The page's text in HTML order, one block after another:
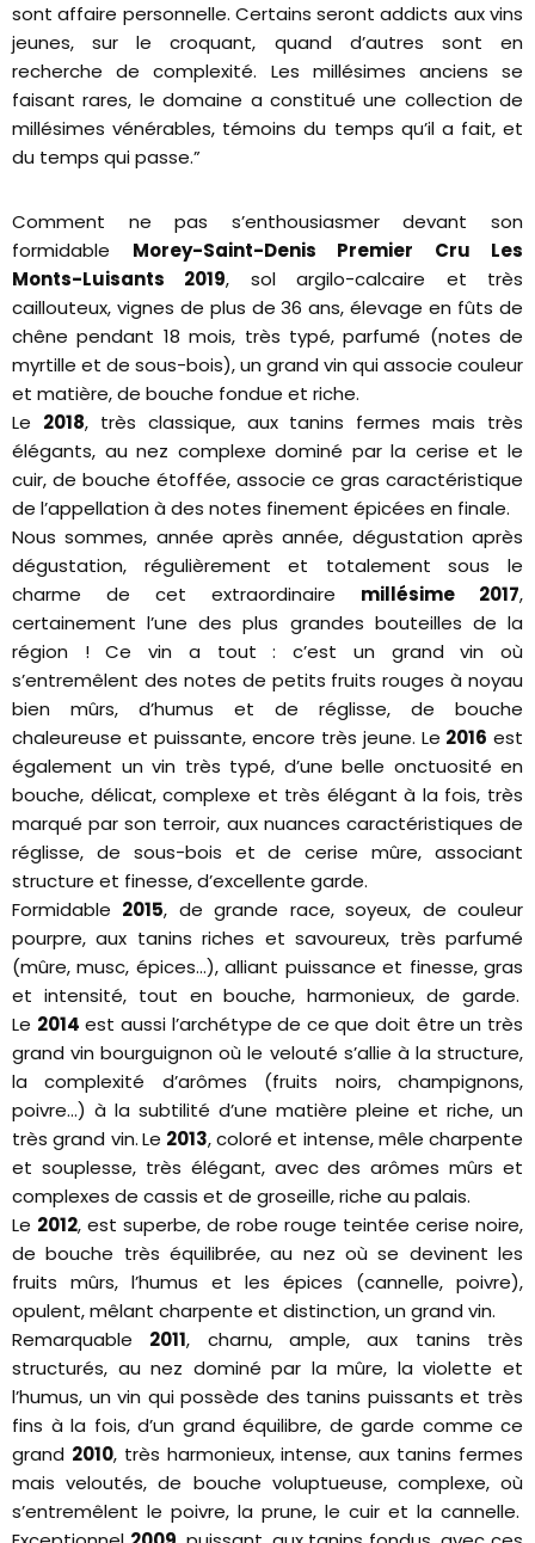
sont affaire personnelle. Certains seront addicts aux vins
jeunes, sur le croquant, quand d’autres sont en
recherche de complexité. Les millésimes anciens se
faisant rares, le domaine a constitué une collection de
millésimes vénérables, témoins du temps qu’il a fait, et
du temps qui passe.”
Comment ne pas s’enthousiasmer devant son
formidable Morey-Saint-Denis Premier Cru Les
Monts-Luisants 2019, sol argilo-calcaire et très
caillouteux, vignes de plus de 36 ans, élevage en fûts de
chêne pendant 18 mois, très typé, parfumé (notes de
myrtille et de sous-bois), un grand vin qui associe couleur
et matière, de bouche fondue et riche.
Le 2018, très classique, aux tanins fermes mais très
élégants, au nez complexe dominé par la cerise et le
cuir, de bouche étoffée, associe ce gras caractéristique
de l’appellation à des notes finement épicées en finale.
Nous sommes, année après année, dégustation après
dégustation, régulièrement et totalement sous le
charme de cet extraordinaire millésime 2017,
certainement l’une des plus grandes bouteilles de la
région ! Ce vin a tout : c’est un grand vin où
s’entremêlent des notes de petits fruits rouges à noyau
bien mûrs, d’humus et de réglisse, de bouche
chaleureuse et puissante, encore très jeune. Le 2016 est
également un vin très typé, d’une belle onctuosité en
bouche, délicat, complexe et très élégant à la fois, très
marqué par son terroir, aux nuances caractéristiques de
réglisse, de sous-bois et de cerise mûre, associant
structure et finesse, d’excellente garde.
Formidable 2015, de grande race, soyeux, de couleur
pourpre, aux tanins riches et savoureux, très parfumé
(mûre, musc, épices…), alliant puissance et finesse, gras
et intensité, tout en bouche, harmonieux, de garde.
Le 2014 est aussi l’archétype de ce que doit être un très
grand vin bourguignon où le velouté s’allie à la structure,
la complexité d’arômes (fruits noirs, champignons,
poivre…) à la subtilité d’une matière pleine et riche, un
très grand vin. Le 2013, coloré et intense, mêle charpente
et souplesse, très élégant, avec des arômes mûrs et
complexes de cassis et de groseille, riche au palais.
Le 2012, est superbe, de robe rouge teintée cerise noire,
de bouche très équilibrée, au nez où se devinent les
fruits mûrs, l’humus et les épices (cannelle, poivre),
opulent, mêlant charpente et distinction, un grand vin.
Remarquable 2011, charnu, ample, aux tanins très
structurés, au nez dominé par la mûre, la violette et
l’humus, un vin qui possède des tanins puissants et très
fins à la fois, d’un grand équilibre, de garde comme ce
grand 2010, très harmonieux, intense, aux tanins fermes
mais veloutés, de bouche voluptueuse, complexe, où
s’entremêlent le poivre, la prune, le cuir et la cannelle.